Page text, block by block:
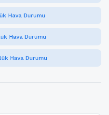
Hava Durumu
Hava Durumu
Hava Durumu